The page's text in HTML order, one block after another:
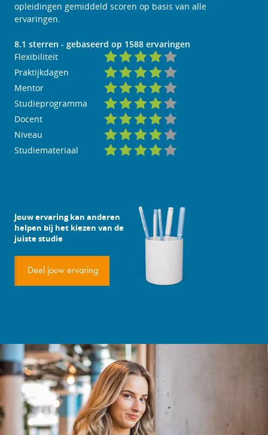
opleidingen gemiddeld scoren op basis van alle
ervaringen.
8.1 sterren - gebaseerd op 1588 ervaringen
Flexibiliteit
Praktijkdagen
Mentor
Studieprogramma
Docent
Niveau
Studiemateriaal
Jouw ervaring kan anderen
helpen bij het kiezen van de
juiste studie
Deel jouw ervaring